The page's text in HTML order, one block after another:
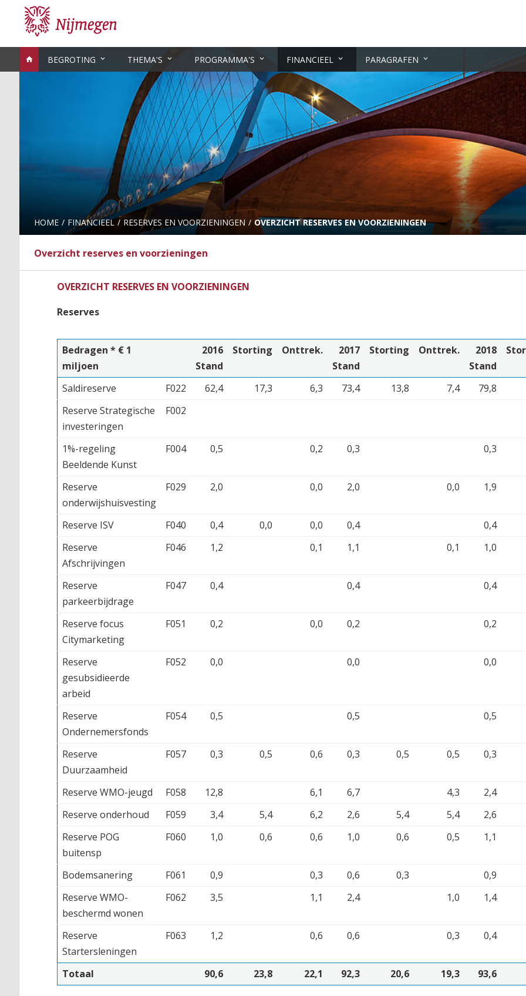
BEGROTING THEMA'S PROGRAMMA'S FINANCIEEL PARAGRAFEN
HOME FINANCIEEL RESERVES EN VOORZIENINGEN OVERZICHT RESERVES EN VOORZIENINGEN
Overzicht reserves en voorzieningen
OVERZICHT RESERVES EN VOORZIENINGEN
Reserves
Bedragen * € 1
miljoen
2016
Stand
Storting Onttrek.
2017
Stand
Storting Onttrek.
2018
Stand
Saldireserve F022 62,4 17,3 6,3 73,4 13,8 7,4 79,8
Reserve Strategische
investeringen
F002
1%-regeling
Beeldende Kunst
F004 0,5 0,2 0,3 0,3
Reserve
onderwijshuisvesting
F029 2,0 0,0 2,0 0,0 1,9
Reserve ISV F040 0,4 0,0 0,0 0,4 0,4
Reserve
Afschrijvingen
F046 1,2 0,1 1,1 0,1 1,0
Reserve
parkeerbijdrage
F047 0,4 0,4 0,4
Reserve focus
Citymarketing
F051 0,2 0,0 0,2 0,2
Reserve
gesubsidieerde
arbeid
F052 0,0 0,0 0,0
Reserve
Ondernemersfonds
F054 0,5 0,5 0,5
Reserve
Duurzaamheid
F057 0,3 0,5 0,6 0,3 0,5 0,5 0,3
Reserve WMO-jeugd F058 12,8 6,1 6,7 4,3 2,4
Reserve onderhoud
F059 3,4 5,4 6,2 2,6 5,4 5,4 2,6
Reserve POG
buitensp
F060 1,0 0,6 0,6 1,0 0,6 0,5 1,1
Bodemsanering F061 0,9 0,3 0,6 0,3 0,9
Reserve WMO-
beschermd wonen
F062 3,5 1,1 2,4 1,0 1,4
Reserve
Startersleningen
F063 1,2 0,6 0,6 0,3 0,4
Totaal 90,6 23,8 22,1 92,3 20,6 19,3 93,6